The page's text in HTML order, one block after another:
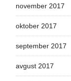
november 2017
oktober 2017
september 2017
avgust 2017